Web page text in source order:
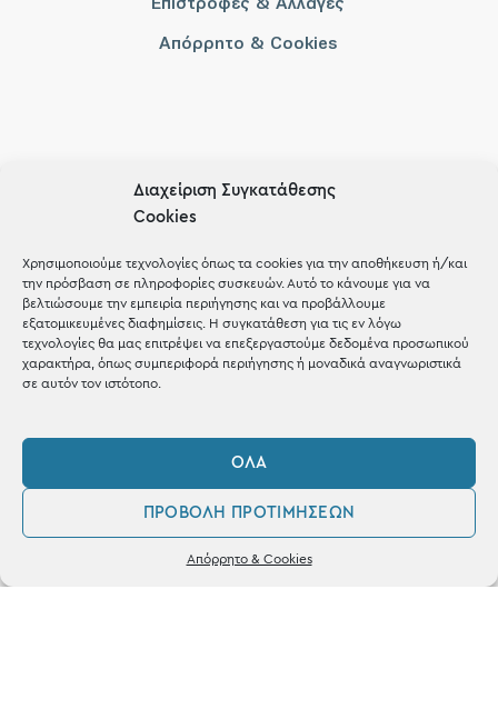
Διαχείριση Συγκατάθεσης
Cookies
Χρησιμοποιούμε τεχνολογίες όπως τα cookies για την αποθήκευση ή/και
την πρόσβαση σε πληροφορίες συσκευών. Αυτό το κάνουμε για να
βελτιώσουμε την εμπειρία περιήγησης και να προβάλλουμε
εξατομικευμένες διαφημίσεις. Η συγκατάθεση για τις εν λόγω
τεχνολογίες θα μας επιτρέψει να επεξεργαστούμε δεδομένα προσωπικού
χαρακτήρα, όπως συμπεριφορά περιήγησης ή μοναδικά αναγνωριστικά
σε αυτόν τον ιστότοπο.
ΌΛΑ
ΠΡΟΒΟΛΉ ΠΡΟΤΙΜΉΣΕΩΝ
Απόρρητο & Cookies
Απόρρητο & Cookies
AΚΟΛΟΥΘΗΣΕ ΜΑΣ
OUR RECIPE
Gifts
Φίλτρα
0